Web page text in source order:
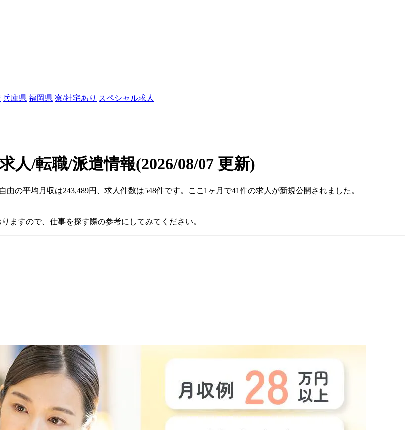
兵庫県 福岡県 寮/社宅あり スペシャル求人
人/転職/派遣情報(2026/08/07 更新)
の平均月収は243,489円、求人件数は548件です。ここ1ヶ月で41件の求人が新規公開されました。
ますので、仕事を探す際の参考にしてみてください。